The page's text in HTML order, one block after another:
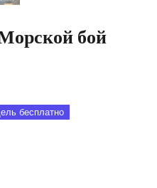
бой
бесплатно